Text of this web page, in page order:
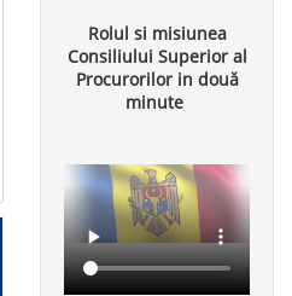
Rolul si misiunea
Consiliului Superior al
Procurorilor in două
minute